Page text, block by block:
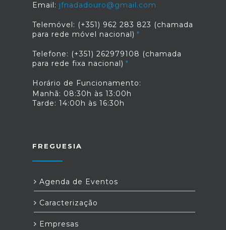
Email: jfnadadouro@gmail.com
Telemóvel: (+351) 962 283 823 (chamada
para rede móvel nacional)
Telefone: (+351) 262979108 (chamada
para rede fixa nacional)
Horário de Funcionamento:
Manhã: 08:30h às 13:00h
Tarde: 14:00h às 16:30h
FREGUESIA
Agenda de Eventos
Caracterização
Empresas